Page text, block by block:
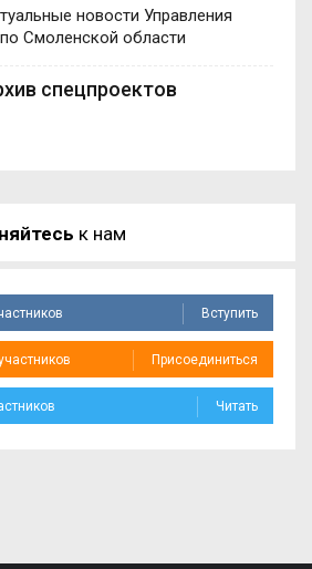
новости Управления
Смоленской области
спецпроектов
к нам
Вступить
Присоединиться
Читать